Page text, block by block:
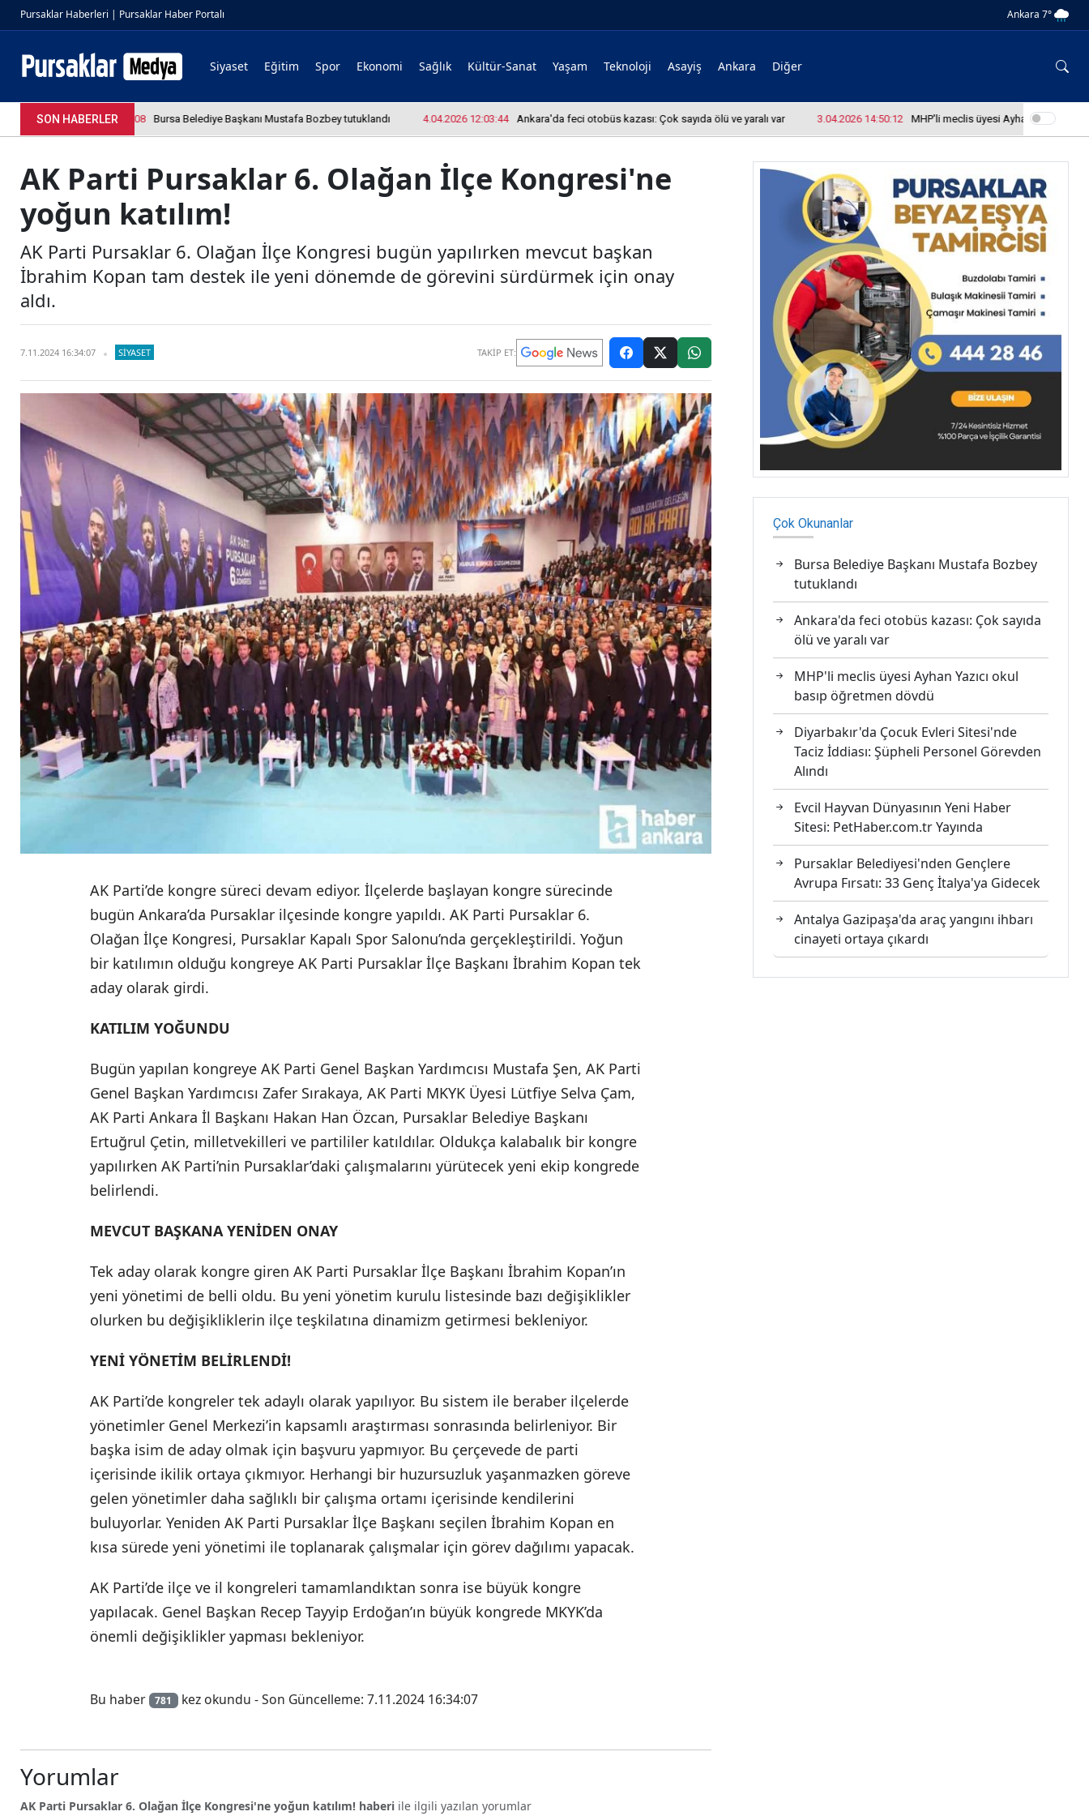
Pursaklar Haberleri | Pursaklar Haber Portalı Ankara 7°
Siyaset Eğitim Spor Ekonomi Sağlık Kültür-Sanat Yaşam Teknoloji Asayiş Ankara Diğer
SON HABERLER
4.04.2026 12:36:08 Bursa Belediye Başkanı Mustafa Bozbey tutuklandı 4.04.2026 12:03:44 Ankara'da feci otobüs kazası: Çok sayıda ölü ve yaralı var 3.04.2026 14:50:12 MHP'li meclis üyesi Ayhan Yazıcı okul
AK Parti Pursaklar 6. Olağan İlçe Kongresi'ne
yoğun katılım!
AK Parti Pursaklar 6. Olağan İlçe Kongresi bugün yapılırken mevcut başkan
İbrahim Kopan tam destek ile yeni dönemde de görevini sürdürmek için onay
aldı.
7.11.2024 16:34:07 SIYASET TAKİP ET:
AK Parti’de kongre süreci devam ediyor. İlçelerde başlayan kongre sürecinde
bugün Ankara’da Pursaklar ilçesinde kongre yapıldı. AK Parti Pursaklar 6.
Olağan İlçe Kongresi, Pursaklar Kapalı Spor Salonu’nda gerçekleştirildi. Yoğun
bir katılımın olduğu kongreye AK Parti Pursaklar İlçe Başkanı İbrahim Kopan tek
aday olarak girdi.
KATILIM YOĞUNDU
Bugün yapılan kongreye AK Parti Genel Başkan Yardımcısı Mustafa Şen, AK Parti
Genel Başkan Yardımcısı Zafer Sırakaya, AK Parti MKYK Üyesi Lütfiye Selva Çam,
AK Parti Ankara İl Başkanı Hakan Han Özcan, Pursaklar Belediye Başkanı
Ertuğrul Çetin, milletvekilleri ve partililer katıldılar. Oldukça kalabalık bir kongre
yapılırken AK Parti’nin Pursaklar’daki çalışmalarını yürütecek yeni ekip kongrede
belirlendi.
MEVCUT BAŞKANA YENİDEN ONAY
Tek aday olarak kongre giren AK Parti Pursaklar İlçe Başkanı İbrahim Kopan’ın
yeni yönetimi de belli oldu. Bu yeni yönetim kurulu listesinde bazı değişiklikler
olurken bu değişikliklerin ilçe teşkilatına dinamizm getirmesi bekleniyor.
YENİ YÖNETİM BELİRLENDİ!
AK Parti’de kongreler tek adaylı olarak yapılıyor. Bu sistem ile beraber ilçelerde
yönetimler Genel Merkezi’in kapsamlı araştırması sonrasında belirleniyor. Bir
başka isim de aday olmak için başvuru yapmıyor. Bu çerçevede de parti
içerisinde ikilik ortaya çıkmıyor. Herhangi bir huzursuzluk yaşanmazken göreve
gelen yönetimler daha sağlıklı bir çalışma ortamı içerisinde kendilerini
buluyorlar. Yeniden AK Parti Pursaklar İlçe Başkanı seçilen İbrahim Kopan en
kısa sürede yeni yönetimi ile toplanarak çalışmalar için görev dağılımı yapacak.
AK Parti’de ilçe ve il kongreleri tamamlandıktan sonra ise büyük kongre
yapılacak. Genel Başkan Recep Tayyip Erdoğan’ın büyük kongrede MKYK’da
önemli değişiklikler yapması bekleniyor.
Bu haber 781 kez okundu - Son Güncelleme: 7.11.2024 16:34:07
Yorumlar
AK Parti Pursaklar 6. Olağan İlçe Kongresi'ne yoğun katılım! haberi ile ilgili yazılan yorumlar
Çok Okunanlar
Bursa Belediye Başkanı Mustafa Bozbey
tutuklandı
Ankara'da feci otobüs kazası: Çok sayıda
ölü ve yaralı var
MHP'li meclis üyesi Ayhan Yazıcı okul
basıp öğretmen dövdü
Diyarbakır'da Çocuk Evleri Sitesi'nde
Taciz İddiası: Şüpheli Personel Görevden
Alındı
Evcil Hayvan Dünyasının Yeni Haber
Sitesi: PetHaber.com.tr Yayında
Pursaklar Belediyesi'nden Gençlere
Avrupa Fırsatı: 33 Genç İtalya'ya Gidecek
Antalya Gazipaşa'da araç yangını ihbarı
cinayeti ortaya çıkardı